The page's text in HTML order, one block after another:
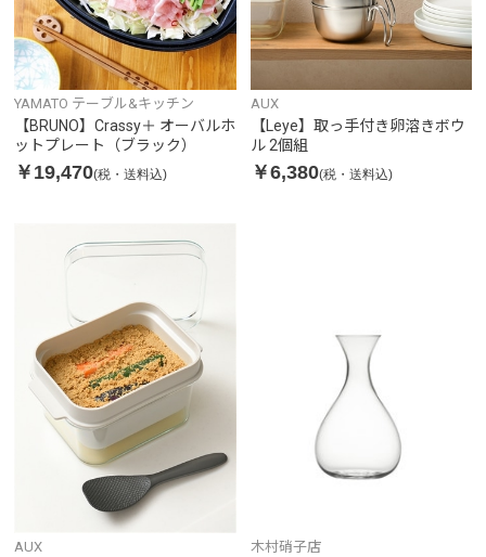
YAMATO テーブル&キッチン
【BRUNO】Crassy＋ オーバルホ
ットプレート（ブラック）
￥19,470(税・送料込)
AUX
【Leye】取っ手付き卵溶きボウ
ル 2個組
￥6,380(税・送料込)
AUX 木村硝子店